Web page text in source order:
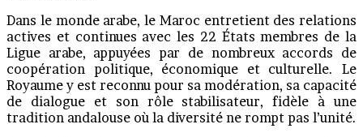
Dans le monde arabe, le Maroc entretient des relations
actives et continues avec les 22 États membres de la
Ligue arabe, appuyées par de nombreux accords de
coopération politique, économique et culturelle. Le
Royaume y est reconnu pour sa modération, sa capacité
de dialogue et son rôle stabilisateur, fidèle à une
tradition andalouse où la diversité ne rompt pas l’unité.